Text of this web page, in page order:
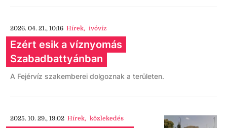
2026. 04. 21., 10:16 Hírek, ivóvíz
Ezért esik a víznyomás
Szabadbattyánban
A Fejérvíz szakemberei dolgoznak a területen.
2025. 10. 29., 19:02 Hírek, közlekedés